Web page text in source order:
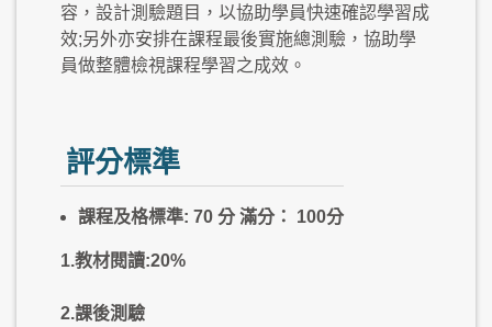
容，設計測驗題目，以協助學員快速確認學習成
效;另外亦安排在課程最後實施總測驗，協助學
員做整體檢視課程學習之成效。
評分標準
課程及格標準: 70 分 滿分： 100分
1.教材閱讀:20%
2.課後測驗